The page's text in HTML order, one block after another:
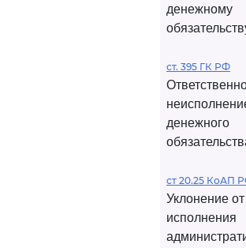
денежному
ст. 395 ГК РФ
денежного
ст 20.25 КоАП
Уклонение от
исполнения